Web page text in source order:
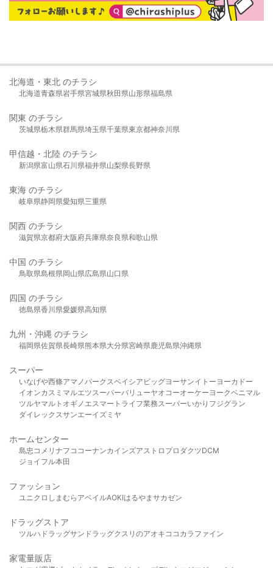
北海道・東北 のチラシ
北海道青森県岩手県宮城県秋田県山形県福島県
関東 のチラシ
茨城県栃木県群馬県埼玉県千葉県東京都神奈川県
甲信越・北陸 のチラシ
新潟県富山県石川県福井県山梨県長野県
東海 のチラシ
岐阜県静岡県愛知県三重県
関西 のチラシ
滋賀県京都府大阪府兵庫県奈良県和歌山県
中国 のチラシ
鳥取県島根県岡山県広島県山口県
四国 のチラシ
徳島県香川県愛媛県高知県
九州・沖縄 のチラシ
福岡県佐賀県長崎県熊本県大分県宮崎県鹿児島県沖縄県
スーパー
いなげや西條アマノパークスベイシア ビッグヨーサンイトーヨーカドー
イオンカスミ マルエツスーパーバリューヤオコーオーケー ヨークベニマル
ツルヤマルト オギノ エスマート ライフ業務スーパーいかり フジグラン
ダイレックスサンエーイズミヤ
ホームセンター
島忠 コメリ ナフコ コーナンカインズアストロプロダクツDCM
ジョイフル本田
ファッション
ユニクロ しまむら アベイルAOKIはるやま サカゼン
ドラッグストア
ツルハドラッグサンドラッグクスリのアオキ ココカラファイン
家電量販店